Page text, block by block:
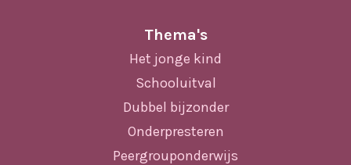
Thema's
Het jonge kind
Schooluitval
Dubbel bijzonder
Onderpresteren
Peergrouponderwijs